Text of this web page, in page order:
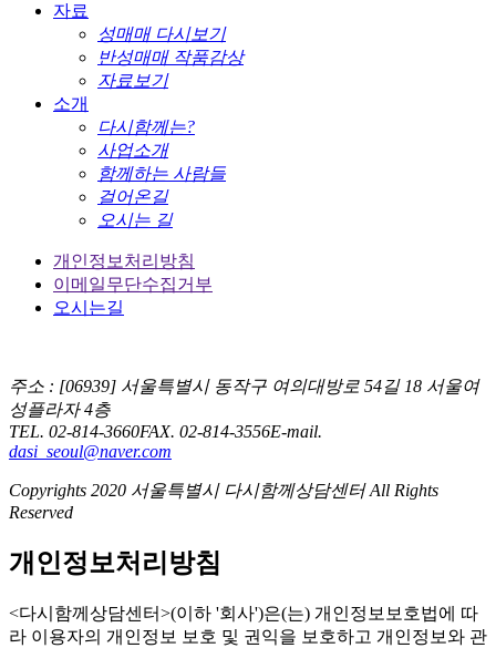
자료
성매매 다시보기
반성매매 작품감상
자료보기
소개
다시함께는?
사업소개
함께하는 사람들
걸어온길
오시는 길
개인정보처리방침
이메일무단수집거부
오시는길
주소 : [06939] 서울특별시 동작구 여의대방로 54길 18 서울여
성플라자 4층
TEL. 02-814-3660FAX. 02-814-3556E-mail.
dasi_seoul@naver.com
Copyrights 2020 서울특별시 다시함께상담센터 All Rights
Reserved
개인정보처리방침
<다시함께상담센터>(이하 '회사')은(는) 개인정보보호법에 따
라 이용자의 개인정보 보호 및 권익을 보호하고 개인정보와 관